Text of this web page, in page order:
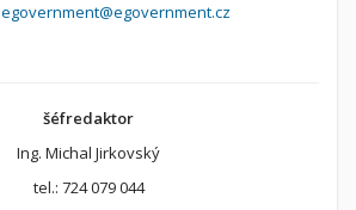
egovernment@egovernment.cz
šéfredaktor
Ing. Michal Jirkovský
tel.: 724 079 044